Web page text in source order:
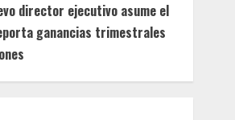
director ejecutivo asume el
ganancias trimestrales